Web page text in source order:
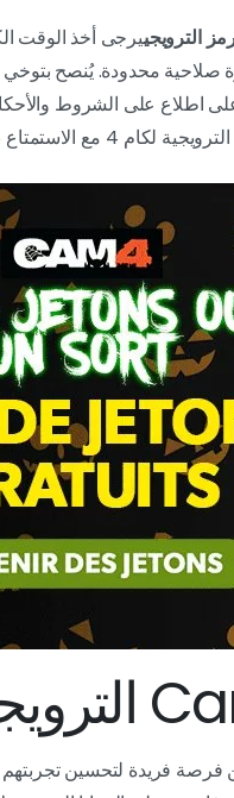
الترويجييرجى أخذ الوقت
صلاحية محدودة. يُنصح بتوخي
اطلاع على الشروط
رائعة على منصة كام 4.
فرصة فريدة لتحسين